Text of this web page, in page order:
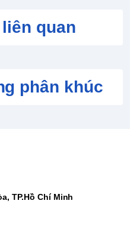
10 cmquan
phân khúc
TP.Hồ Chí Minh